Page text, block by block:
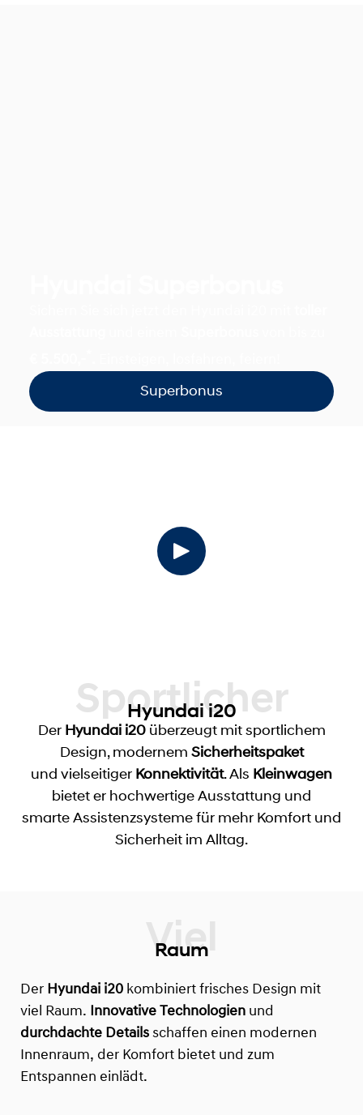
Superbonus
Sportlicher
Hyundai i20
Der Hyundai i20überzeugt mit sportlichem
Design, modernem Sicherheitspaket
und vielseitiger Konnektivität. Als Kleinwagen
bietet er hochwertige Ausstattung und
smarte Assistenzsysteme für mehr Komfort und
Sicherheit im Alltag.
Raum
Der Hyundai i20 kombiniert frisches Design mit
viel Raum. Innovative Technologien und
durchdachte Details schaffen einen modernen
Innenraum, der Komfort bietet und zum
Entspannen einlädt.